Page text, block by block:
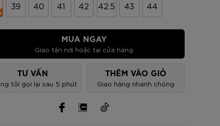
Zocker
2 Cam
Zocker
Power -
Zocker
Gen 2 Half
Cam
size 5 Zocker
EN205
Môn Zocker
39 40 41 42 42.5 43 44
MUA NGAY
Giao tận nơi hoặc tại cửa hàng
TƯ VẤN
tôi gọi lại sau 5 phút
THÊM VÀO GIỎ
Giao hàng nhanh chóng